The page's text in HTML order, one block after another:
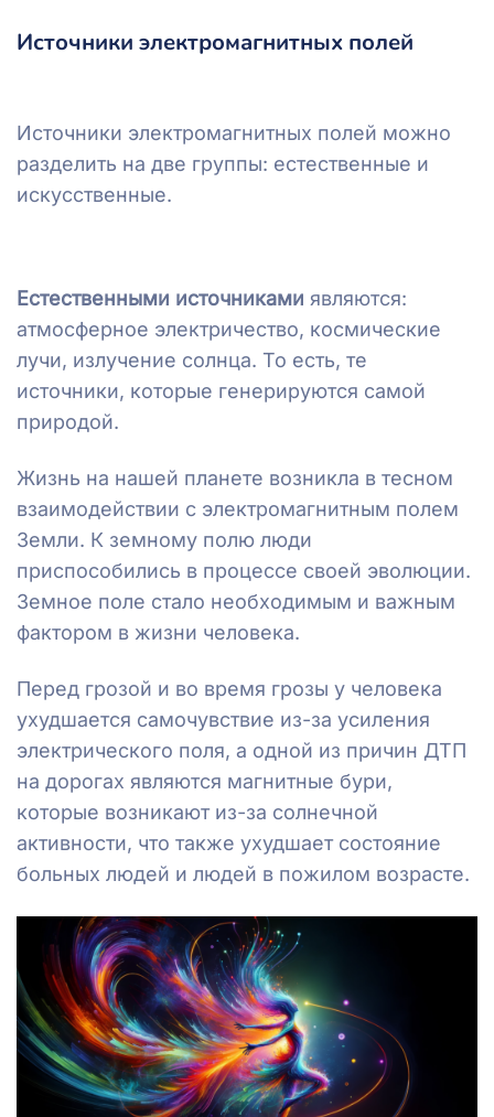
Источники электромагнитных полей
Источники электромагнитных полей можно
разделить на две группы: естественные и
искусственные.
Естественными источниками являются:
атмосферное электричество, космические
лучи, излучение солнца. То есть, те
источники, которые генерируются самой
природой.
Жизнь на нашей планете возникла в тесном
взаимодействии с электромагнитным полем
Земли. К земному полю люди
приспособились в процессе своей эволюции.
Земное поле стало необходимым и важным
фактором в жизни человека.
Перед грозой и во время грозы у человека
ухудшается самочувствие из-за усиления
электрического поля, а одной из причин ДТП
на дорогах являются магнитные бури,
которые возникают из-за солнечной
активности, что также ухудшает состояние
больных людей и людей в пожилом возрасте.